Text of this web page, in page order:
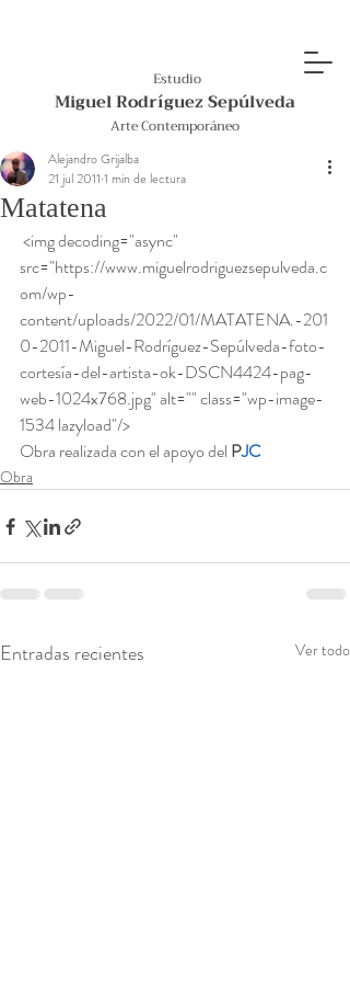
Estudio
Miguel Rodríguez Sepúlveda
Arte Contemporáneo
Matatena
Alejandro Grijalba
21 jul 2011 1 min de lectura
src="https://www.miguelrodriguezsepulveda.c
om/wp-
content/uploads/2022/01/MATATENA.-201
0-2011-Miguel-Rodríguez-Sepúlveda-foto-
cortesía-del-artista-ok-DSCN4424-pag-
web-1024x768.jpg" alt="" class="wp-image-
1534 lazyload"/>
Obra realizada con el apoyo del PJC
Obra
Entradas recientes Ver todo